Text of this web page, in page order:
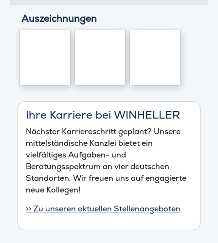
Auszeichnungen
Ihre Karriere bei WINHELLER
Nächster Karriereschritt geplant? Unsere
mittelständische Kanzlei bietet ein
vielfältiges Aufgaben- und
Beratungsspektrum an vier deutschen
Standorten. Wir freuen uns auf engagierte
neue Kollegen!
>> Zu unseren aktuellen Stellenangeboten